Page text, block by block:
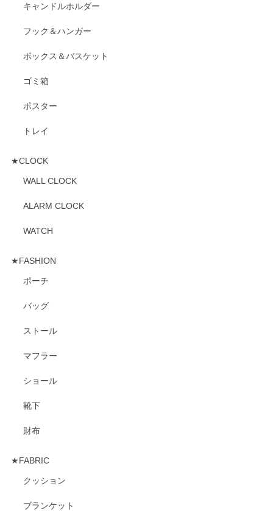
キャンドルホルダー
フック＆ハンガー
ボックス＆バスケット
ゴミ箱
ポスター
トレイ
★CLOCK
WALL CLOCK
ALARM CLOCK
WATCH
★FASHION
ポーチ
バッグ
ストール
マフラー
ショール
靴下
財布
★FABRIC
クッション
ブランケット